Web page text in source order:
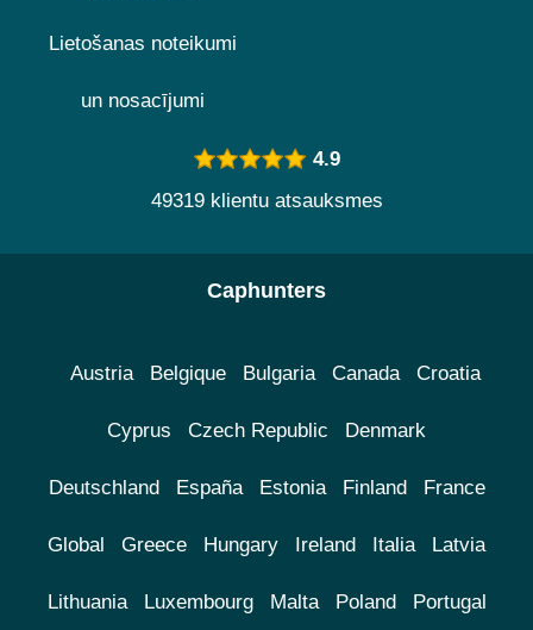
Lietošanas noteikumi
un nosacījumi
4.9
49319 klientu atsauksmes
Caphunters
Austria Belgique Bulgaria Canada Croatia
Cyprus Czech Republic Denmark
Deutschland España Estonia Finland France
Global Greece Hungary Ireland Italia Latvia
Lithuania Luxembourg Malta Poland Portugal